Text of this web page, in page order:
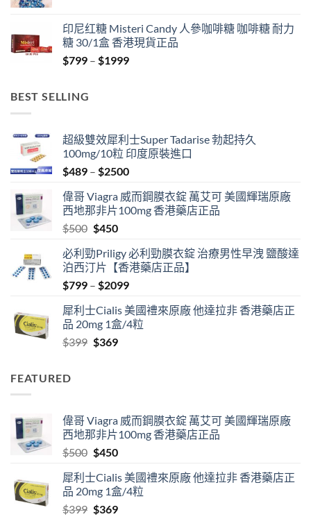
through
$1899
印尼红糖 Misteri Candy 人參咖啡糖 咖啡糖 耐力
糖 30/1盒 香港現貨正品
$799 – $1999Price
BEST SELLING
超級雙效犀利士Super Tadarise 勃起持久
100mg/10粒 印度原裝進口
$489 – $2500Price
$489
through
偉哥 Viagra 威而鋼膜衣錠 萬艾可 美國輝瑞原廠
西地那非片100mg 香港藥店正品
$500 Original
was:
$500.
$450Current
is:
$450.
必利勁Priligy 必利勁膜衣錠 治療男性早洩 鹽酸達
泊西汀片【香港藥店正品】
$799 – $2099Price
$799
through
犀利士Cialis 美國禮來原廠 他達拉非 香港藥店正
品 20mg 1盒/4粒
$399 Original
$369Current
FEATURED
偉哥 Viagra 威而鋼膜衣錠 萬艾可 美國輝瑞原廠
西地那非片100mg 香港藥店正品
$500 Original
was:
$500.
$450Current
is:
$450.
犀利士Cialis 美國禮來原廠 他達拉非 香港藥店正
品 20mg 1盒/4粒
$399 Original
$369Current